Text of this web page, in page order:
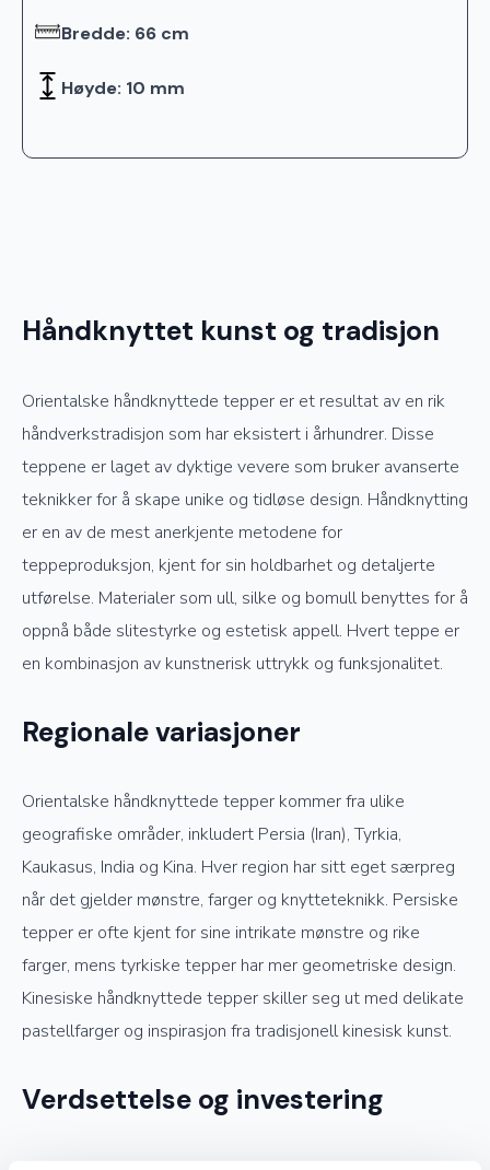
Bredde: 66 cm
Høyde: 10 mm
Håndknyttet kunst og tradisjon
Orientalske håndknyttede tepper er et resultat av en rik
håndverkstradisjon som har eksistert i århundrer. Disse
teppene er laget av dyktige vevere som bruker avanserte
teknikker for å skape unike og tidløse design. Håndknytting
er en av de mest anerkjente metodene for
teppeproduksjon, kjent for sin holdbarhet og detaljerte
utførelse. Materialer som ull, silke og bomull benyttes for å
oppnå både slitestyrke og estetisk appell. Hvert teppe er
en kombinasjon av kunstnerisk uttrykk og funksjonalitet.
Regionale variasjoner
Orientalske håndknyttede tepper kommer fra ulike
geografiske områder, inkludert Persia (Iran), Tyrkia,
Kaukasus, India og Kina. Hver region har sitt eget særpreg
når det gjelder mønstre, farger og knytteteknikk. Persiske
tepper er ofte kjent for sine intrikate mønstre og rike
farger, mens tyrkiske tepper har mer geometriske design.
Kinesiske håndknyttede tepper skiller seg ut med delikate
pastellfarger og inspirasjon fra tradisjonell kinesisk kunst.
Verdsettelse og investering